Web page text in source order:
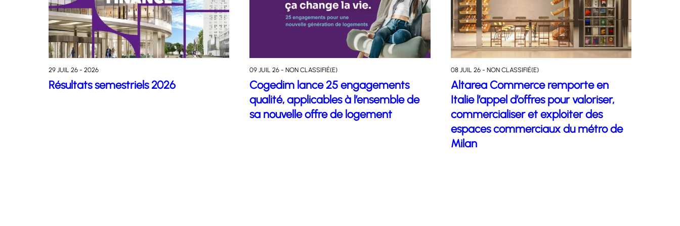
29 JUIL 26 - 2026
Résultats semestriels 2026
09 JUIL 26 - NON CLASSIFIÉ(E)
Cogedim lance 25 engagements
qualité, applicables à l’ensemble de
sa nouvelle offre de logement
08 JUIL 26 - NON CLASSIFIÉ(E)
Altarea Commerce remporte en
Italie l’appel d’offres pour valoriser,
commercialiser et exploiter des
espaces commerciaux du métro de
Milan